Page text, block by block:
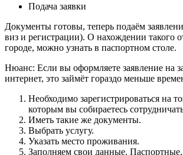
Подача заявки
Документы готовы, теперь подаём
виз и регистрации). О нахождении такого
городе, можно узнать в паспортном столе.
Нюанс: Если вы оформляете заявление на
интернет, это займёт гораздо меньше
Необходимо зарегистрироваться на
которым вы собираетесь
Иметь такие же документы.
Выбрать услугу.
Указать место проживания.
Заполняем свои данные.